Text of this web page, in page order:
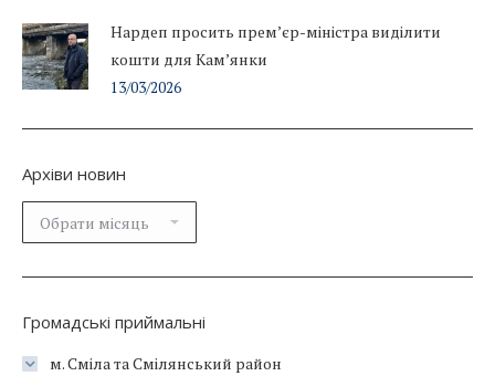
Нардеп просить прем’єр-міністра виділити
кошти для Кам’янки
13/03/2026
Архіви новин
Архіви
новин
Громадські приймальні
м. Сміла та Смілянський район